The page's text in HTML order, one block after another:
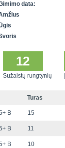
data:
12
Sužaistų rungtynių
Turas
B 15
B 11
B 10